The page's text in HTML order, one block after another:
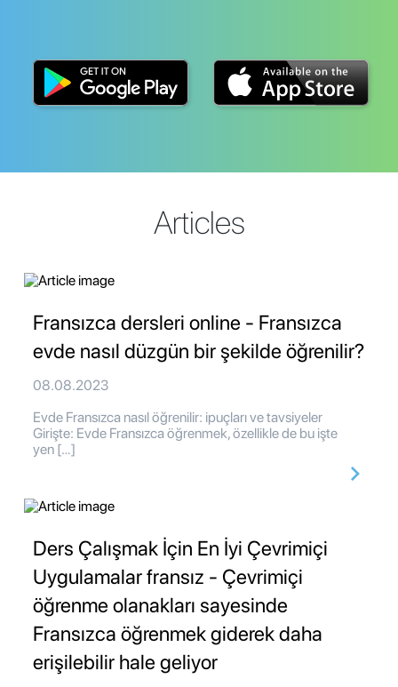
Articles
Fransızca dersleri online - Fransızca
evde nasıl düzgün bir şekilde öğrenilir?
08.08.2023
Evde Fransızca nasıl öğrenilir: ipuçları ve tavsiyeler
Girişte: Evde Fransızca öğrenmek, özellikle de bu işte
yen […]
Ders Çalışmak İçin En İyi Çevrimiçi
Uygulamalar fransız - Çevrimiçi
öğrenme olanakları sayesinde
Fransızca öğrenmek giderek daha
erişilebilir hale geliyor